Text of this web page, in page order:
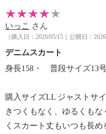
いっこ さん
（購入日：2026/05/15｜公開日：
デニムスカート
身長158・ 普段サイズ13
購入サイズLL ジャストサイ
きつくもなく、ゆるくも
くスカート丈もいつも長